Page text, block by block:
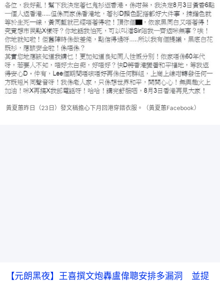
黃夏蕙昨日（23日）發文稱擔心下月回港穿錯衣服。（黃夏蕙Facebook）
【元朗黑夜】王喜撰文炮轟盧偉聰安排多漏洞 並提